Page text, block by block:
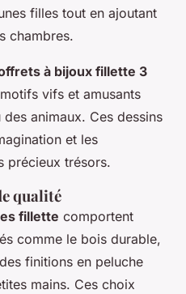
filles tout en ajoutant
chambres.
à bijoux fillette 3
vifs et amusants
animaux. Ces dessins
et les
précieux trésors.
qualité
fillette comportent
comme le bois durable,
finitions en peluche
mains. Ces choix